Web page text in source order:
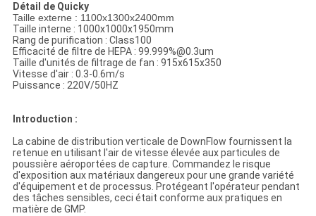
Détail de Quicky
Taille externe : 1100x1300x2400mm
Taille interne : 1000x1000x1950mm
Rang de purification : Class100
Efficacité de filtre de HEPA : 99.999%@0.3um
Taille d'unités de filtrage de fan : 915x615x350
Vitesse d'air : 0.3-0.6m/s
Puissance : 220V/50HZ
Introduction :
La cabine de distribution verticale de DownFlow fournissent la
retenue en utilisant l'air de vitesse élevée aux particules de
poussière aéroportées de capture. Commandez le risque
d'exposition aux matériaux dangereux pour une grande variété
d'équipement et de processus. Protégeant l'opérateur pendant
des tâches sensibles, ceci était conforme aux pratiques en
matière de GMP.